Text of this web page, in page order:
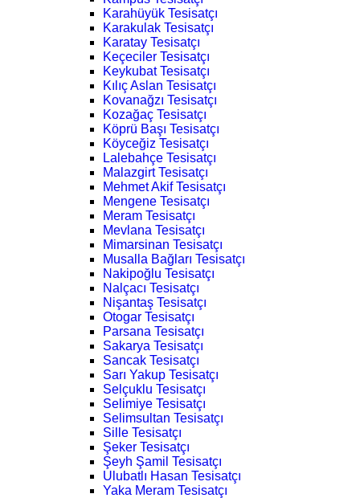
Karahüyük Tesisatçı
Karakulak Tesisatçı
Karatay Tesisatçı
Keçeciler Tesisatçı
Keykubat Tesisatçı
Kılıç Aslan Tesisatçı
Kovanağzı Tesisatçı
Kozağaç Tesisatçı
Köprü Başı Tesisatçı
Köyceğiz Tesisatçı
Lalebahçe Tesisatçı
Malazgirt Tesisatçı
Mehmet Akif Tesisatçı
Mengene Tesisatçı
Meram Tesisatçı
Mevlana Tesisatçı
Mimarsinan Tesisatçı
Musalla Bağları Tesisatçı
Nakipoğlu Tesisatçı
Nalçacı Tesisatçı
Nişantaş Tesisatçı
Otogar Tesisatçı
Parsana Tesisatçı
Sakarya Tesisatçı
Sancak Tesisatçı
Sarı Yakup Tesisatçı
Selçuklu Tesisatçı
Selimiye Tesisatçı
Selimsultan Tesisatçı
Sille Tesisatçı
Şeker Tesisatçı
Şeyh Şamil Tesisatçı
Ulubatlı Hasan Tesisatçı
Yaka Meram Tesisatçı